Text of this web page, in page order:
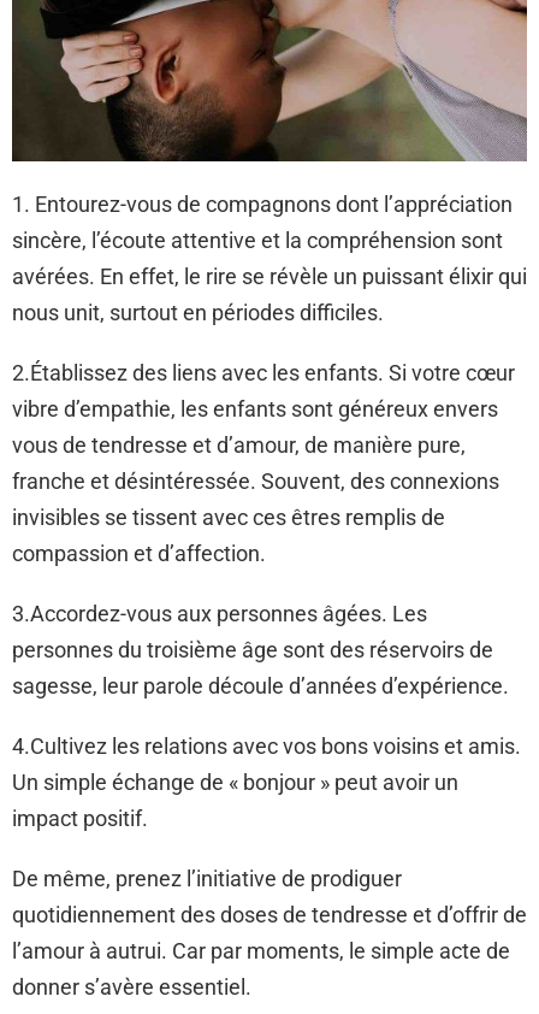
1. Entourez-vous de compagnons dont l’appréciation
sincère, l’écoute attentive et la compréhension sont
avérées. En effet, le rire se révèle un puissant élixir qui
nous unit, surtout en périodes difficiles.
2.Établissez des liens avec les enfants. Si votre cœur
vibre d’empathie, les enfants sont généreux envers
vous de tendresse et d’amour, de manière pure,
franche et désintéressée. Souvent, des connexions
invisibles se tissent avec ces êtres remplis de
compassion et d’affection.
3.Accordez-vous aux personnes âgées. Les
personnes du troisième âge sont des réservoirs de
sagesse, leur parole découle d’années d’expérience.
4.Cultivez les relations avec vos bons voisins et amis.
Un simple échange de « bonjour » peut avoir un
impact positif.
De même, prenez l’initiative de prodiguer
quotidiennement des doses de tendresse et d’offrir de
l’amour à autrui. Car par moments, le simple acte de
donner s’avère essentiel.